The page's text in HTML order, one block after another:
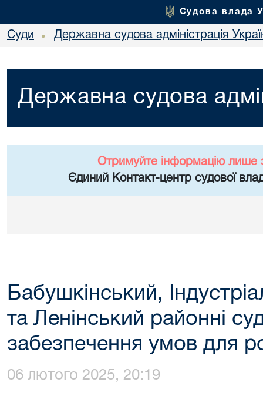
Судова влада
Суди • Державна судова адміністрація
Державна судова
Отримуйте інформацію лише
Єдиний Контакт-центр судової
Бабушкінський,
та Ленінський районні
забезпечення умов для
06 лютого 2025, 20:19